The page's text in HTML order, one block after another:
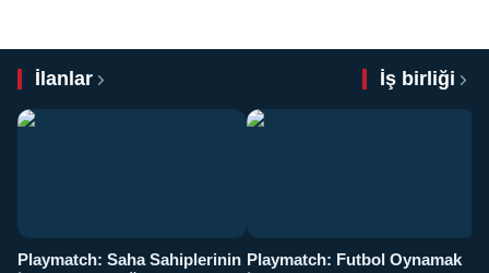
İlanlar İş birliği
Playmatch: Saha Sahiplerinin Playmatch: Futbol Oynamak